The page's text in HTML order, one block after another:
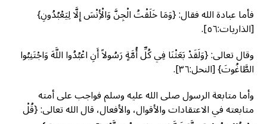
فأما عبادة الله فقال: {وَمَا خَلَقْتُ الْجِنَّ وَالْأِنْسَ إِلَّا لِيَعْبُدُونِ}
[الذاريات:٥٦].
وقال تعالى: {وَلَقَدْ بَعَثْنَا فِي كُلِّ أُمَّةٍ رَسُولاً أَنِ اعْبُدُوا اللَّهَ وَاجْتَنِبُوا
الطَّاغُوتَ} [النحل:٣٦].
وأما متابعة الرسول صلى الله عليه وسلم فواجب على أمته
متابعته في الاعتقادات والأقوال، والأفعال، قال الله تعالى: {قُلْ